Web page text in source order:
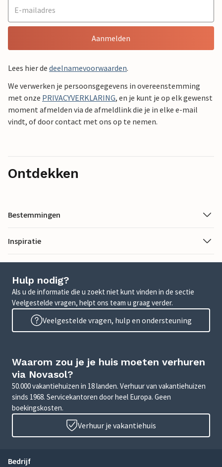
Aanmelden
Lees hier de deelnamevoorwaarden.
We verwerken je persoonsgegevens in overeenstemming
met onze PRIVACYVERKLARING, en je kunt je op elk gewenst
moment afmelden via de afmeldlink die je in elke e-mail
vindt, of door contact met ons op te nemen.
Ontdekken
Bestemmingen
Inspiratie
Hulp nodig?
Als u de informatie die u zoekt niet kunt vinden in de sectie
Veelgestelde vragen, helpt ons team u graag verder.
Veelgestelde vragen, hulp en ondersteuning
Waarom zou je je huis moeten verhuren
via Novasol?
50.000 vakantiehuizen in 18 landen. Verhuur van vakantiehuizen
sinds 1968. Servicekantoren door heel Europa. Geen
boekingskosten.
Verhuur je vakantiehuis
Bedrijf